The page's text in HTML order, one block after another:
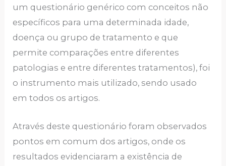
um questionário genérico com conceitos não
específicos para uma determinada idade,
doença ou grupo de tratamento e que
permite comparações entre diferentes
patologias e entre diferentes tratamentos), foi
o instrumento mais utilizado, sendo usado
em todos os artigos.
Através deste questionário foram observados
pontos em comum dos artigos, onde os
resultados evidenciaram a existência de